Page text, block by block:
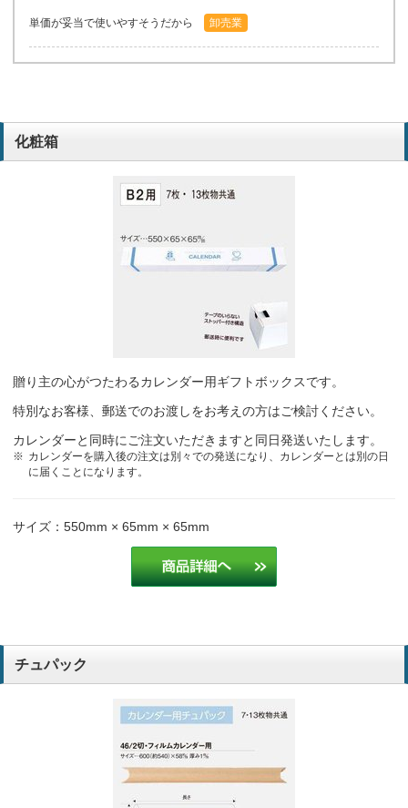
単価が妥当で使いやすそうだから 卸売業
化粧箱
贈り主の心がつたわるカレンダー用ギフトボックスです。
特別なお客様、郵送でのお渡しをお考えの方はご検討ください。
カレンダーと同時にご注文いただきますと同日発送いたします。
カレンダーを購入後の注文は別々での発送になり、カレンダーとは別の日
に届くことになります。
サイズ：550mm × 65mm × 65mm
チュパック